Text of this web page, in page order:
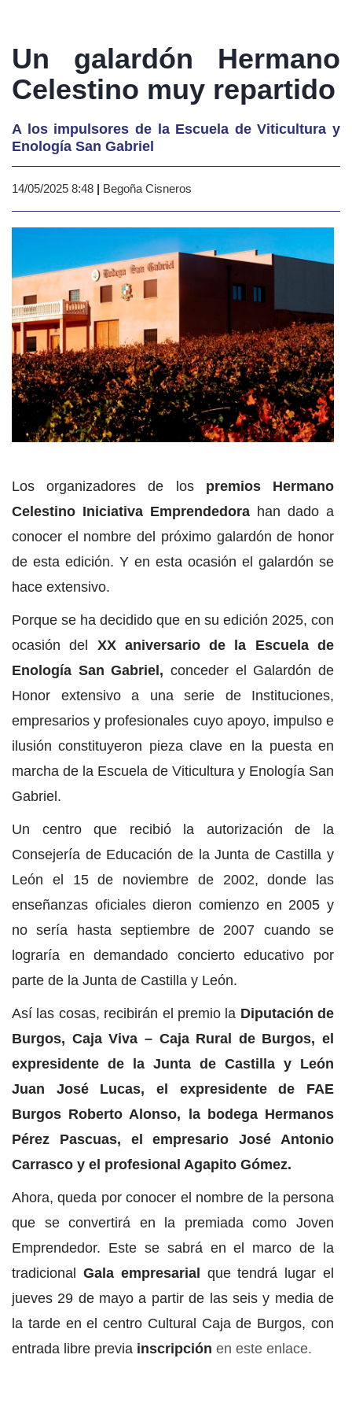
Un galardón Hermano
Celestino muy repartido
A los impulsores de la Escuela de Viticultura y
Enología San Gabriel
14/05/2025 8:48 | Begoña Cisneros
Los organizadores de los premios Hermano
Celestino Iniciativa Emprendedora han dado a
conocer el nombre del próximo galardón de honor
de esta edición. Y en esta ocasión el galardón se
hace extensivo.
Porque se ha decidido que en su edición 2025, con
ocasión del XX aniversario de la Escuela de
Enología San Gabriel, conceder el Galardón de
Honor extensivo a una serie de Instituciones,
empresarios y profesionales cuyo apoyo, impulso e
ilusión constituyeron pieza clave en la puesta en
marcha de la Escuela de Viticultura y Enología San
Gabriel.
Un centro que recibió la autorización de la
Consejería de Educación de la Junta de Castilla y
León el 15 de noviembre de 2002, donde las
enseñanzas oficiales dieron comienzo en 2005 y
no sería hasta septiembre de 2007 cuando se
lograría en demandado concierto educativo por
parte de la Junta de Castilla y León.
Así las cosas, recibirán el premio la Diputación de
Burgos, Caja Viva – Caja Rural de Burgos, el
expresidente de la Junta de Castilla y León
Juan José Lucas, el expresidente de FAE
Burgos Roberto Alonso, la bodega Hermanos
Pérez Pascuas, el empresario José Antonio
Carrasco y el profesional Agapito Gómez.
Ahora, queda por conocer el nombre de la persona
que se convertirá en la premiada como Joven
Emprendedor. Este se sabrá en el marco de la
tradicional Gala empresarial que tendrá lugar el
jueves 29 de mayo a partir de las seis y media de
la tarde en el centro Cultural Caja de Burgos, con
entrada libre previa inscripción en este enlace.